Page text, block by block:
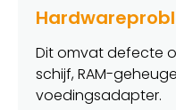
Dit omvat defecte
schijf, RAM-
voedingsadapter.